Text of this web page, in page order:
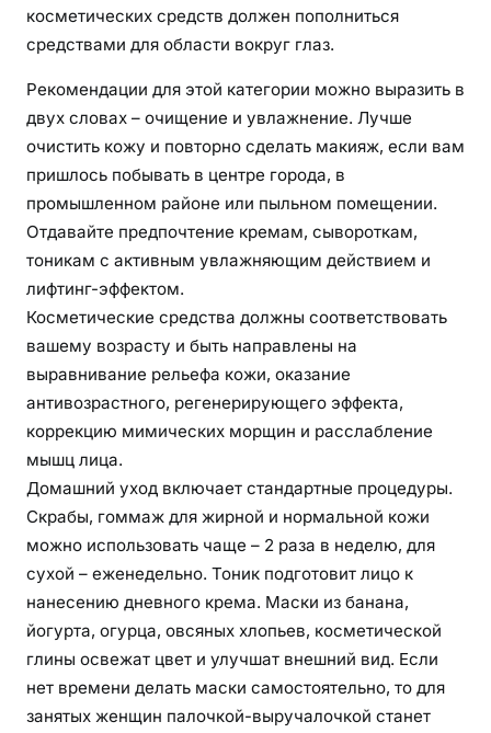
косметических средств должен пополниться
средствами для области вокруг глаз.
Рекомендации для этой категории можно выразить в
двух словах – очищение и увлажнение. Лучше
очистить кожу и повторно сделать макияж, если вам
пришлось побывать в центре города, в
промышленном районе или пыльном помещении.
Отдавайте предпочтение кремам, сывороткам,
тоникам с активным увлажняющим действием и
лифтинг-эффектом.
Косметические средства должны соответствовать
вашему возрасту и быть направлены на
выравнивание рельефа кожи, оказание
антивозрастного, регенерирующего эффекта,
коррекцию мимических морщин и расслабление
мышц лица.
Домашний уход включает стандартные процедуры.
Скрабы, гоммаж для жирной и нормальной кожи
можно использовать чаще – 2 раза в неделю, для
сухой – еженедельно. Тоник подготовит лицо к
нанесению дневного крема. Маски из банана,
йогурта, огурца, овсяных хлопьев, косметической
глины освежат цвет и улучшат внешний вид. Если
нет времени делать маски самостоятельно, то для
занятых женщин палочкой-выручалочкой станет